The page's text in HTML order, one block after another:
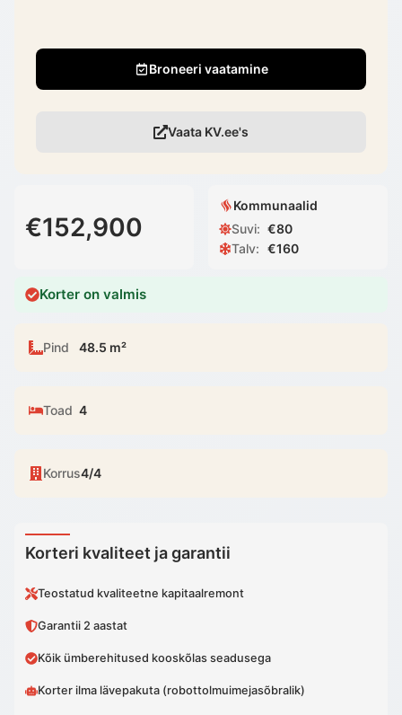
Broneeri vaatamine
Vaata KV.ee's
€152,900
Kommunaalid
Suvi: €80
Talv: €160
Korter on valmis
Pind 48.5 m²
Toad 4
Korrus4/4
Korteri kvaliteet ja garantii
Teostatud kvaliteetne kapitaalremont
Garantii 2 aastat
Kõik ümberehitused kooskõlas seadusega
Korter ilma lävepakuta (robottolmuimejasõbralik)